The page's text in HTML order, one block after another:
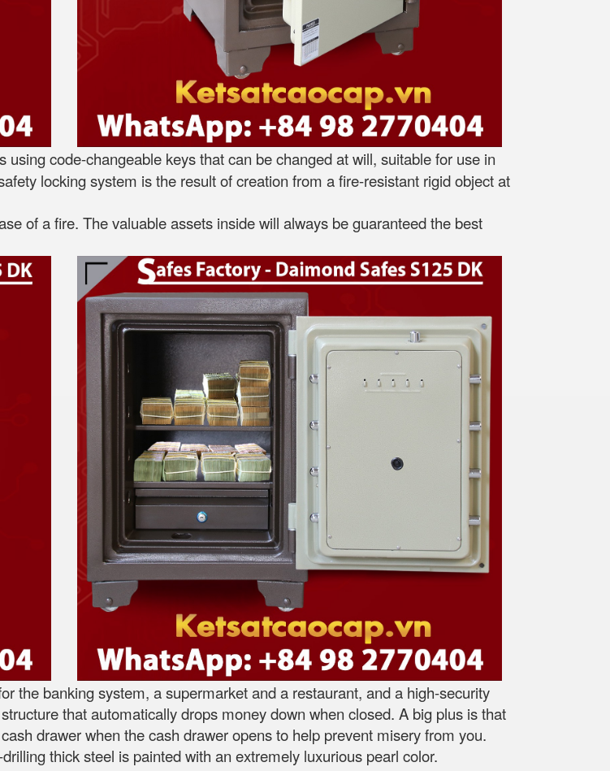
using code-changeable keys that can be changed at will, suitable for use in
locking system is the result of creation from a fire-resistant rigid object at
of a fire. The valuable assets inside will always be guaranteed the best
the banking system, a supermarket and a restaurant, and a high-security
that automatically drops money down when closed. A big plus is that
drawer when the cash drawer opens to help prevent misery from you.
thick steel is painted with an extremely luxurious pearl color.